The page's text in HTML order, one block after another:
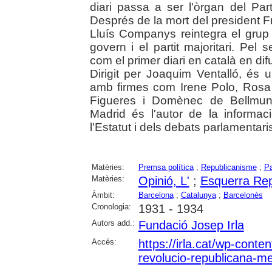
diari passa a ser l'òrgan del
Després de la mort del president
Lluís Companys reintegra el
govern i el partit majoritari. Pel
com el primer diari en català en
Dirigit per Joaquim Ventalló, és
amb firmes com Irene Polo,
Figueres i Domènec de
Madrid és l'autor de la
l'Estatut i dels debats
Matèries: Premsa política; Republicanisme;
Matèries:
Opinió, L' ; Esquerra
Àmbit: Barcelona; Catalunya; Barcelonès
Cronologia:
1931 - 1934
Autors add.: Fundació Josep Irla
Accés:
https://irla.cat/wp-
revolucio-republicana-